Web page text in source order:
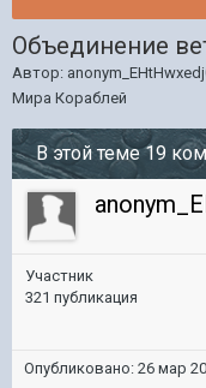
Объединение
Автор:
Мира Кораблей
В этой теме 19
Участник
321 публикация
Опубликовано: 26 мар